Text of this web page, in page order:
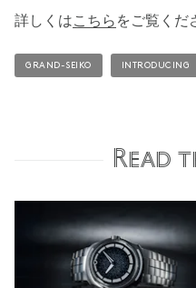
詳しくはこちら をご覧くだ
GRAND-SEIKO INTRODUCING
Read